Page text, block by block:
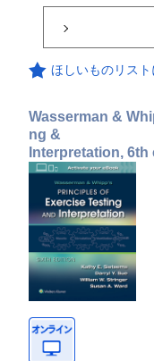
ほしいものリス
Wasserman &
ng &
Interpretation, 6th